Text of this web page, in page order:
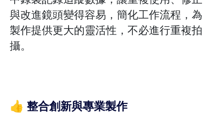
與改進鏡頭變得容易，簡化工作流程，為
製作提供更大的靈活性，不必進行重複拍
攝。
👍 整合創新與專業製作